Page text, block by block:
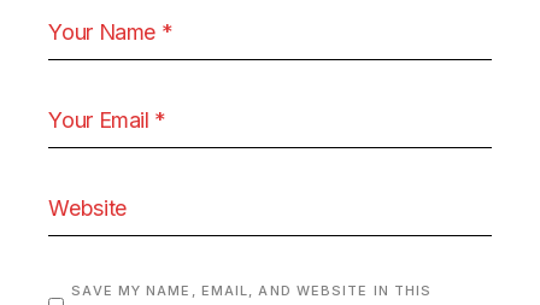
SAVE MY NAME, EMAIL, AND WEBSITE IN THIS